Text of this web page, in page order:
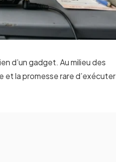
d’un gadget. Au milieu des
et la promesse rare d’exécuter